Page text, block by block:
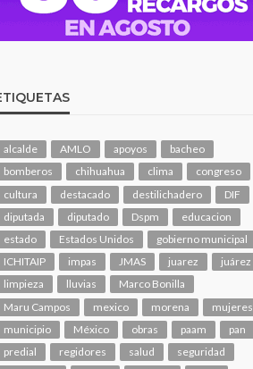
alcalde AMLO apoyos
bacheo
bomberos
chihuahua clima
congreso
cultura
destacado destilichadero
DIF
diputada
diputado Dspm
educacion
estado
Estados Unidos
gobierno municipal
ICHITAIP
impas JMAS juarez
juárez
limpieza
lluvias
Marco Bonilla
Maru Campos
mexico morena
mujeres
municipio
México obras paam
pan
predial
regidores salud
seguridad